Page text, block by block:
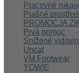
Pracovné
Prašné
PROMOCJA
Prvá pomoc
Snížené
Uncat
VM Footwear
YOWIE